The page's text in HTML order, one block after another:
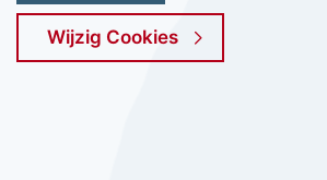
Wijzig Cookies